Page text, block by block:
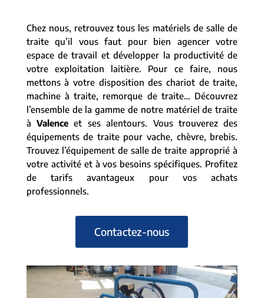
Chez nous, retrouvez tous les matériels de salle de
traite qu’il vous faut pour bien agencer votre
espace de travail et développer la productivité de
votre exploitation laitière. Pour ce faire, nous
mettons à votre disposition des chariot de traite,
machine à traite, remorque de traite… Découvrez
l’ensemble de la gamme de notre matériel de traite
àValence et ses alentours. Vous trouverez des
équipements de traite pour vache, chèvre, brebis.
Trouvez l’équipement de salle de traite approprié à
votre activité et à vos besoins spécifiques. Profitez
de tarifs avantageux pour vos achats
professionnels.
Contactez-nous